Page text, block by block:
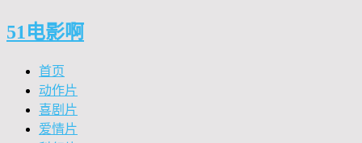
51电影啊
首页
动作片
喜剧片
爱情片